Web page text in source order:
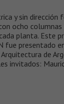
y sin dirección
ocho
planta. Este
fue presentado
de
invitados: